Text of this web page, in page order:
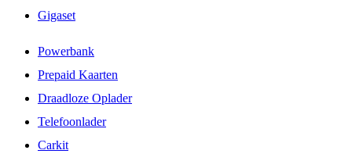
Gigaset
Powerbank
Prepaid Kaarten
Draadloze Oplader
Telefoonlader
Carkit